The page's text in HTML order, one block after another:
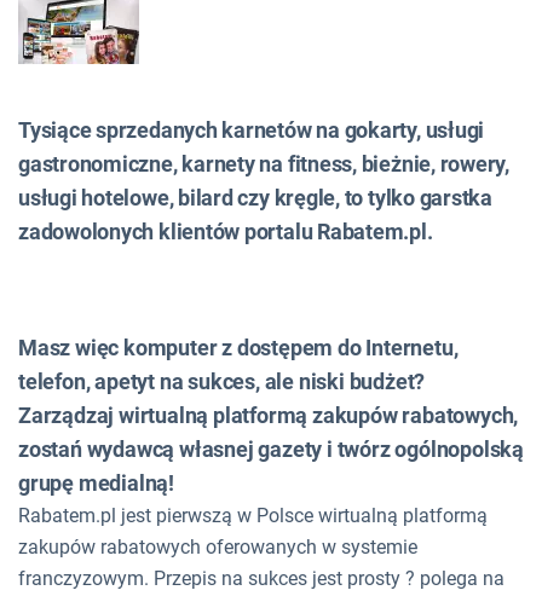
Tysiące sprzedanych karnetów na gokarty, usługi
gastronomiczne, karnety na fitness, bieżnie, rowery,
usługi hotelowe, bilard czy kręgle, to tylko garstka
zadowolonych klientów portalu Rabatem.pl.
Masz więc komputer z dostępem do Internetu,
telefon, apetyt na sukces, ale niski budżet?
Zarządzaj wirtualną platformą zakupów rabatowych,
zostań wydawcą własnej gazety i twórz ogólnopolską
grupę medialną!
Rabatem.pl jest pierwszą w Polsce wirtualną platformą
zakupów rabatowych oferowanych w systemie
franczyzowym. Przepis na sukces jest prosty ? polega na